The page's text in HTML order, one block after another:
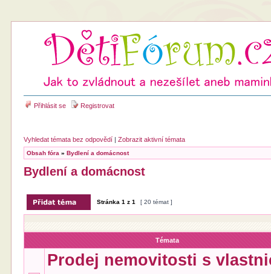
Přihlásit se Registrovat
Vyhledat témata bez odpovědí |Zobrazit aktivní témata
Obsah fóra »Bydlení a domácnost
Bydlení a domácnost
Stránka1 z1 [ 20 témat ]
Témata
Prodej nemovitosti s